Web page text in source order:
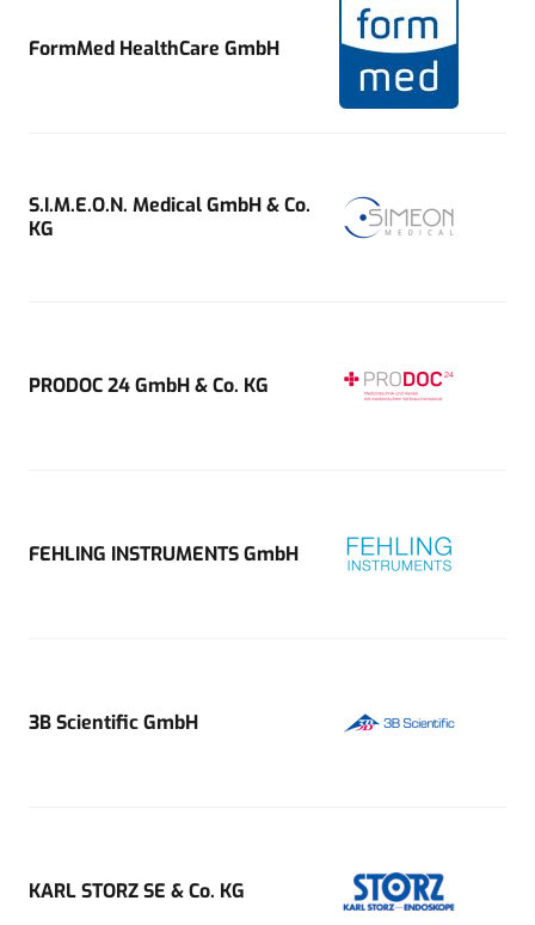
FormMed HealthCare GmbH
S.I.M.E.O.N. Medical GmbH & Co.
KG
PRODOC 24 GmbH & Co. KG
FEHLING INSTRUMENTS GmbH
3B Scientific GmbH
KARL STORZ SE & Co. KG